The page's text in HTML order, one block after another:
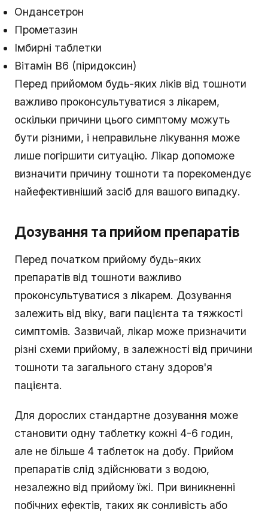
Ондансетрон
Прометазин
Імбирні таблетки
Вітамін B6 (піридоксин)
Перед прийомом будь-яких ліків від тошноти
важливо проконсультуватися з лікарем,
оскільки причини цього симптому можуть
бути різними, і неправильне лікування може
лише погіршити ситуацію. Лікар допоможе
визначити причину тошноти та порекомендує
найефективніший засіб для вашого випадку.
Дозування та прийом препаратів
Перед початком прийому будь-яких
препаратів від тошноти важливо
проконсультуватися з лікарем. Дозування
залежить від віку, ваги пацієнта та тяжкості
симптомів. Зазвичай, лікар може призначити
різні схеми прийому, в залежності від причини
тошноти та загального стану здоров'я
пацієнта.
Для дорослих стандартне дозування може
становити одну таблетку кожні 4-6 годин,
але не більше 4 таблеток на добу. Прийом
препаратів слід здійснювати з водою,
незалежно від прийому їжі. При виникненні
побічних ефектів, таких як сонливість або